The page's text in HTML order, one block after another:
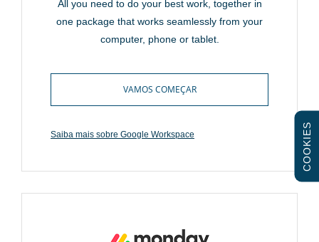
All you need to do your best work, together in
one package that works seamlessly from your
computer, phone or tablet.
VAMOS COMEÇAR
Saiba mais sobre Google Workspace COOKIES